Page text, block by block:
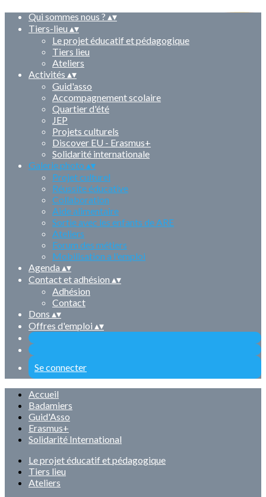
Qui sommes nous ?▴▾
Tiers-lieu ▴▾
Le projet éducatif et pédagogique
Tiers lieu
Ateliers
Activités ▴▾
Guid'asso
Accompagnement scolaire
Quartier d'été
JEP
Projets culturels
Discover EU - Erasmus+
Solidarité internationale
Galerie photo ▴▾
Projet culturel
Réussite éducative
Collaboration
Aide alimentaire
Sortie avec les enfants de ARE
Ateliers
Forum des métiers
Mobilisation a l'emploi
Agenda ▴▾
Contact et adhésion ▴▾
Adhésion
Contact
Dons ▴▾
Offres d'emploi ▴▾
Se connecter
Accueil
Badamiers
Guid'Asso
Erasmus+
Solidarité International
Le projet éducatif et pédagogique
Tiers lieu
Ateliers